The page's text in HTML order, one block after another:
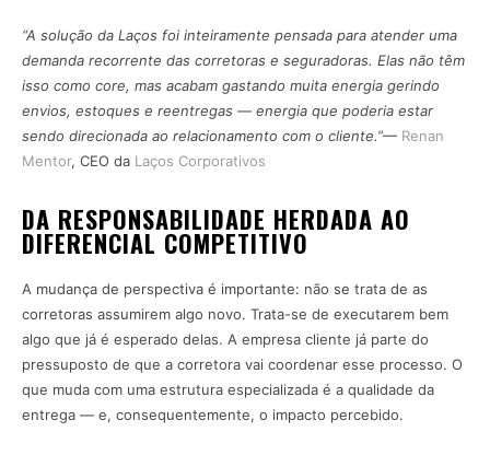
“A solução da Laços foi inteiramente pensada para atender uma
demanda recorrente das corretoras e seguradoras. Elas não têm
isso como core, mas acabam gastando muita energia gerindo
envios, estoques e reentregas — energia que poderia estar
sendo direcionada ao relacionamento com o cliente.”— Renan
Mentor, CEO da Laços Corporativos
DA RESPONSABILIDADE HERDADA AO
DIFERENCIAL COMPETITIVO
A mudança de perspectiva é importante: não se trata de as
corretoras assumirem algo novo. Trata-se de executarem bem
algo que já é esperado delas. A empresa cliente já parte do
pressuposto de que a corretora vai coordenar esse processo. O
que muda com uma estrutura especializada é a qualidade da
entrega — e, consequentemente, o impacto percebido.